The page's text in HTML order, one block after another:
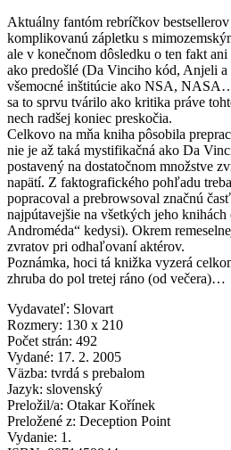
Aktuálny fantóm rebríčkov
komplikovanú zápletku s
ale v konečnom dôsledku o ten fakt
ako predošlé (Da Vinciho kód, Anjeli
všemocné inštitúcie ako NSA,
sa to sprvu tvárilo ako kritika práve
nech radšej koniec preskočia.
Celkovo na mňa kniha pôsobila
nie je až taká mystifikačná ako Da
postavený na dostatočnom množstve
napätí. Z faktografického pohľadu
popracoval a prebrowsoval značnú
najpútavejšie na všetkých jeho
Androméda“ kedysi). Okrem
zvratov pri odhaľovaní aktérov.
Poznámka, hoci tá knižka vyzerá
zhruba do pol tretej ráno (od večera)…
Vydavateľ: Slovart
Rozmery: 130 x 210
Počet strán: 492
Vydané: 17. 2. 2005
Väzba: tvrdá s prebalom
Jazyk: slovenský
Preložil/a: Otakar Kořínek
Preložené z: Deception Point
Vydanie: 1.